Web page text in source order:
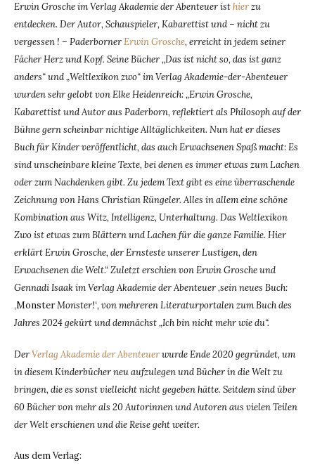
Erwin Grosche im Verlag Akademie der Abenteuer isthierzu
entdecken. Der Autor, Schauspieler, Kabarettist und – nicht zu
vergessen ! – PaderbornerErwin Grosche, erreicht in jedem seiner
Fächer Herz und Kopf. Seine Bücher „Das ist nicht so, das ist ganz
anders“ und „Weltlexikon zwo“ im Verlag Akademie-der-Abenteuer
wurden sehr gelobt von Elke Heidenreich: „Erwin Grosche,
Kabarettist und Autor aus Paderborn, reflektiert als Philosoph auf der
Bühne gern scheinbar nichtige Alltäglichkeiten. Nun hat er dieses
Buch für Kinder veröffentlicht, das auch Erwachsenen Spaß macht: Es
sind unscheinbare kleine Texte, bei denen es immer etwas zum Lachen
oder zum Nachdenken gibt. Zu jedem Text gibt es eine überraschende
Zeichnung von Hans Christian Rüngeler. Alles in allem eine schöne
Kombination aus Witz, Intelligenz, Unterhaltung. Das Weltlexikon
Zwo ist etwas zum Blättern und Lachen für die ganze Familie. Hier
erklärt Erwin Grosche, der Ernsteste unserer Lustigen, den
Erwachsenen die Welt.“ Zuletzt erschien von Erwin Grosche und
Gennadi Isaak im Verlag Akademie der Abenteuer‚sein neues Buch:
‚MonsterMonster!‘, von mehreren Literaturportalen zum Buch des
Jahres 2024 gekürt und demnächst „Ich bin nicht mehr wie du“.
DerVerlag Akademie der Abenteuerwurde Ende 2020 gegründet, um
in diesem Kinderbücher neu aufzulegen und Bücher in die Welt zu
bringen, die es sonst vielleicht nicht gegeben hätte. Seitdem sind über
60 Bücher von mehr als 20 Autorinnen und Autoren aus vielen Teilen
der Welt erschienen und die Reise geht weiter.
Aus dem Verlag: